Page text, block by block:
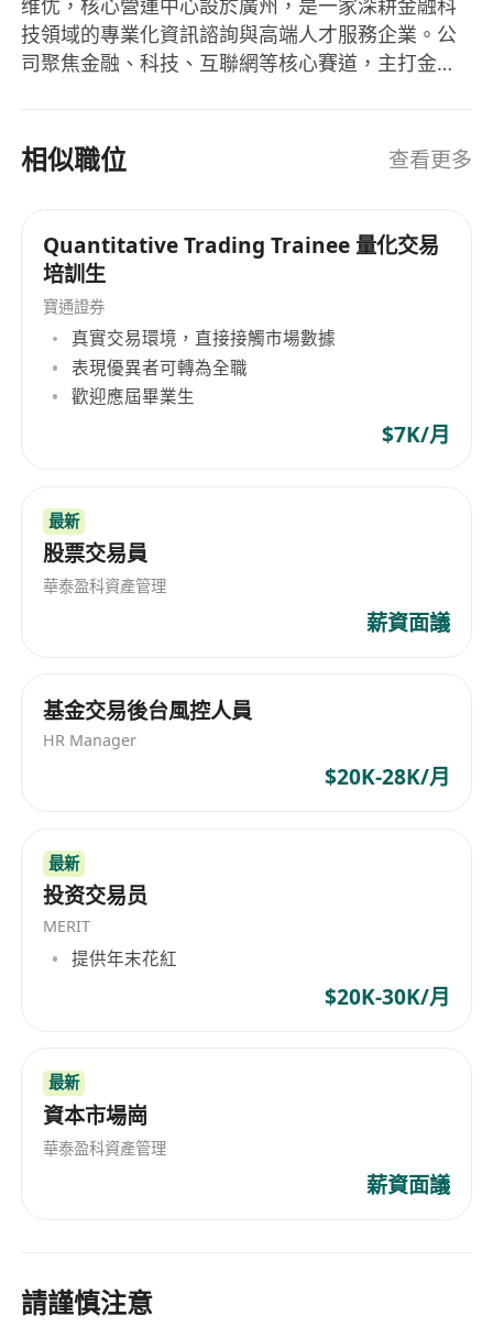
優質平台資源：依託香港本地券商 + 內地大型金
融上市公司投資背景，配備專業投研與 IP 營運
维优，核心營運中心設於廣州，是一家深耕金融科
技領域的專業化資訊諮詢與高端人才服務企業。公
司聚焦金融、科技、互聯網等核心賽道，主打金融
金融機構、科創企業提供精準化、定製化的專業服
務。團隊核心成員均具備多年香港及內地金融市
融、數位金融等行業業態、崗位體系及人才標準，
能夠精準匹配企業高端人才招聘需求與職業精英發
展訴求。依託完善的行業資源網絡與成熟的服務體
系，維優立足廣州、輻射全國、聯動港澳，服務範
圍覆蓋金融科技諮詢、企業人力架構優化、中高端
人才尋訪、跨境人才對接等多個領域。公司始終秉
持專業化、精細化的服務理念，深耕金融科技垂直
領域，憑藉紮實的行業認知、豐富的人才儲備資源
高品質發展與企業規模化升級。 Headquartered
operationally in Guangzhou, VU is a
professional information consulting and high-
end talent service enterprise deeply engaged in
the fintech sector. Focusing on core sectors
company’s three primary businesses are fintech
information consulting, industrial talent
allocation and high-end human resource
solutions for enterprises, and it commits to
startups in the Guangdong-Hong Kong-Macao
Greater Bay Area as well as domestic and
overseas clients. Composed of core
professionals with years of working and
mainland China’s financial and tech markets,
business landscape, job frameworks and talent
benchmarks for cross-border finance and digital
finance, enabling us to accurately align
enterprises’ demands for high-end recruitment
with career development aspirations of
Guangzhou as its base, covers nationwide
markets and links Hong Kong and Macao, with
相似職位 查看更多
Quantitative Trading Trainee 量化交易
培訓生
寶通證券
真實交易環境，直接接觸市場數據
表現優異者可轉為全職
歡迎應屆畢業生
$7K/月
最新
股票交易員
華泰盈科資產管理
薪資面議
基金交易後台風控人員
HR Manager
$20K-28K/月
最新
投资交易员
MERIT
提供年末花紅
$20K-30K/月
最新
資本市場崗
華泰盈科資產管理
薪資面議
請謹慎注意